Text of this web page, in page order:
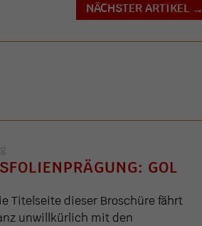
NÄCHSTER ARTIKEL →
GOL .
Titelseite dieser Broschüre fährt
unwillkürlich mit den